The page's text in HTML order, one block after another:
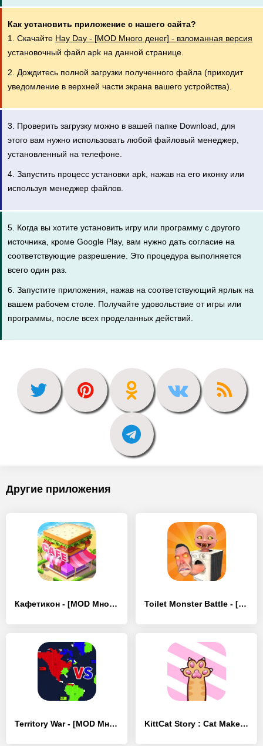
Как установить приложение с нашего сайта?
1. Скачайте Hay Day - [MOD Много денег] - взломанная версия
установочный файл apk на данной странице.
2. Дождитесь полной загрузки полученного файла (приходит
уведомление в верхней части экрана вашего устройства).
3. Проверить загрузку можно в вашей папке Download, для
этого вам нужно использовать любой файловый менеджер,
установленный на телефоне.
4. Запустить процесс установки apk, нажав на его иконку или
используя менеджер файлов.
5. Когда вы хотите установить игру или программу с другого
источника, кроме Google Play, вам нужно дать согласие на
соответствующие разрешение. Это процедура выполняется
всего один раз.
6. Запустите приложения, нажав на соответствующий ярлык на
вашем рабочем столе. Получайте удовольствие от игры или
программы, после всех проделанных действий.
Другие приложения
Кафетикон - [MOD Много денег] Toilet Monster Battle - [MOD Много денег]
Territory War - [MOD Много денег] KittCat Story : Cat Maker - [MOD Много монет]